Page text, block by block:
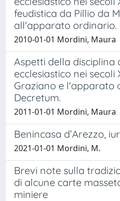
feudistica da Pillio da
all'apparato ordinario.
2010-01-01 Mordini, Maura
Aspetti della disciplina
ecclesiastico nei secoli
Graziano e l'apparato
Decretum.
2011-01-01 Mordini, Maura
Benincasa d’Arezzo,
2021-01-01 Mordini, M.
Brevi note sulla
di alcune carte
miniere